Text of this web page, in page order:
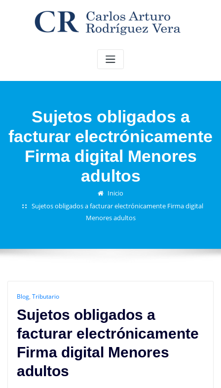
Sujetos obligados a
facturar electrónicamente
Firma digital Menores
adultos
Inicio
Sujetos obligados a facturar electrónicamente Firma digital
Menores adultos
Blog, Tributario
Sujetos obligados a
facturar electrónicamente
Firma digital Menores
adultos